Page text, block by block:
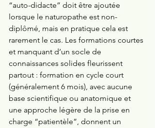
“auto-didacte” doit être ajoutée
lorsque le naturopathe est non-
diplômé, mais en pratique cela est
rarement le cas. Les formations courtes
et manquant d’un socle de
connaissances solides fleurissent
partout : formation en cycle court
(généralement 6 mois), avec aucune
base scientifique ou anatomique et
une approche légère de la prise en
charge “patientèle”, donnent un